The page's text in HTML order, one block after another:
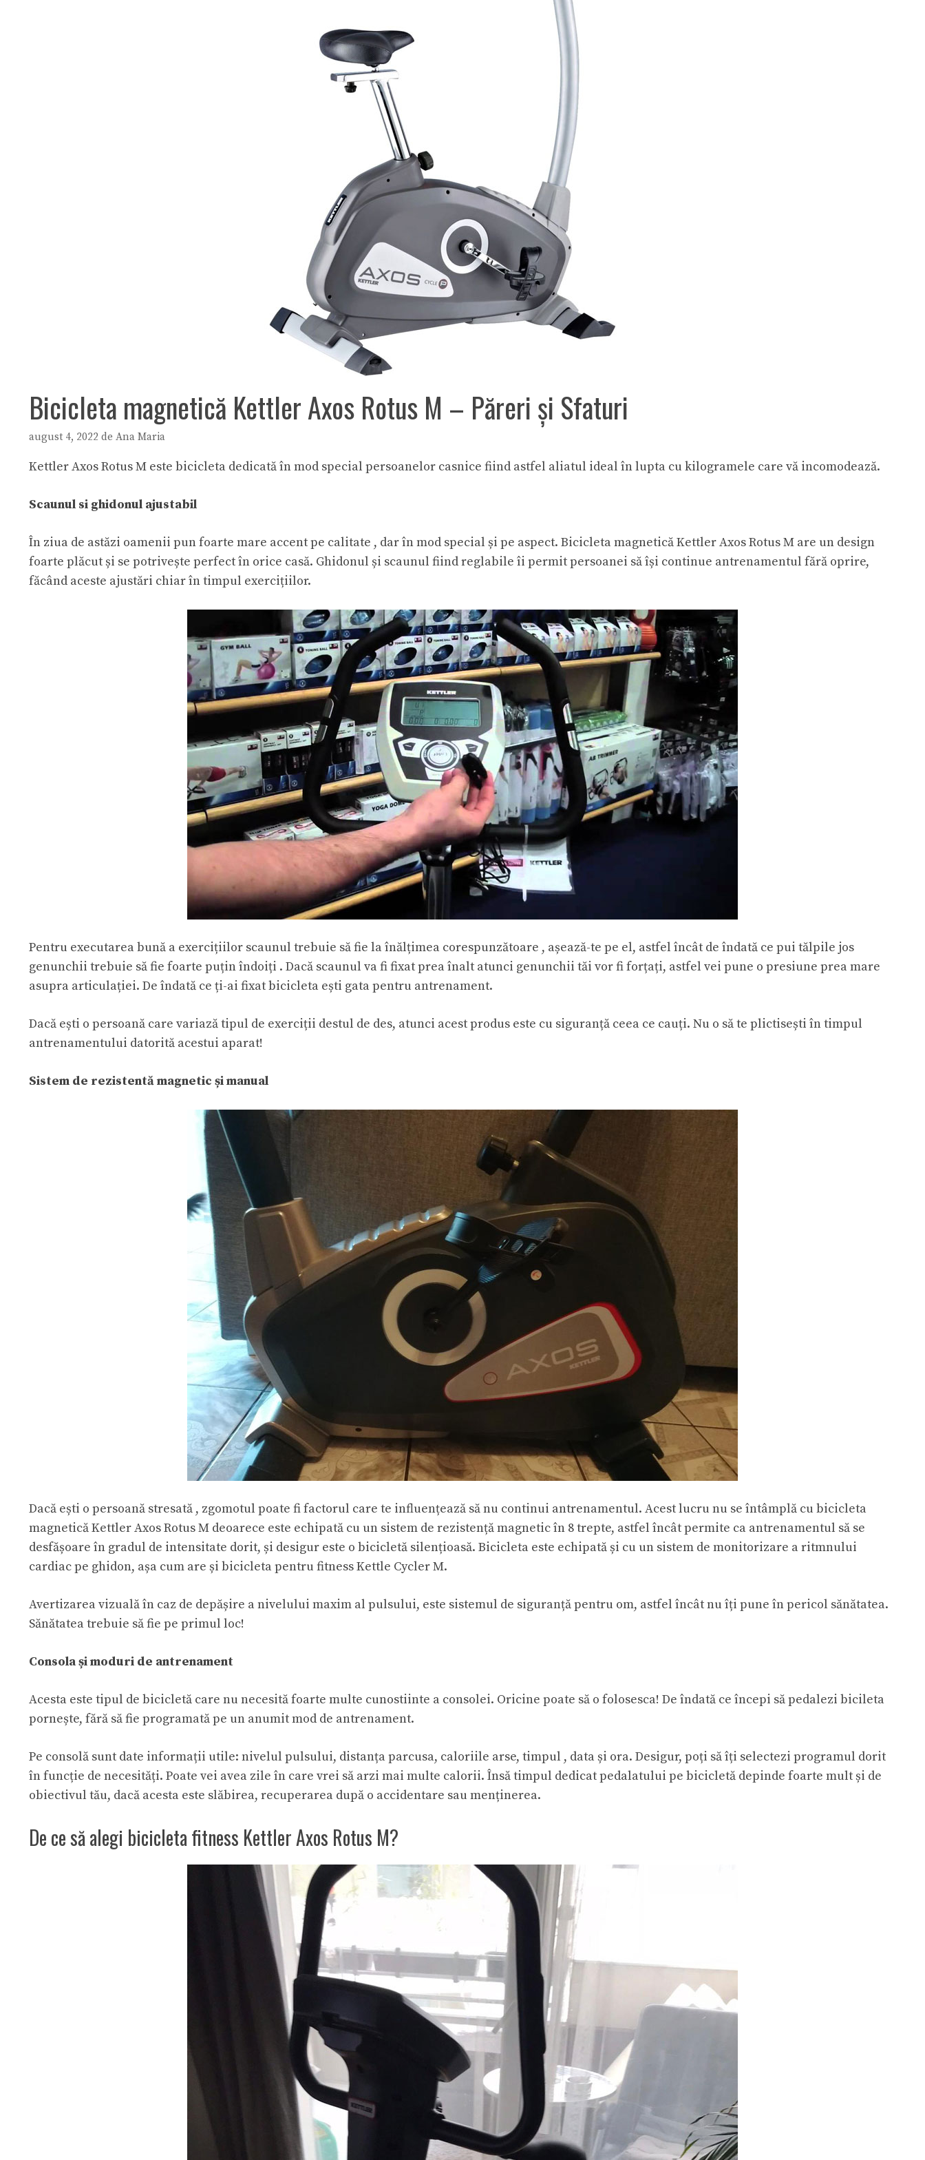
Bicicleta magnetică Kettler Axos Rotus M – Păreri și Sfaturi
august 4, 2022 de Ana Maria
Kettler Axos Rotus M este bicicleta dedicată în mod special persoanelor casnice fiind astfel aliatul ideal în lupta cu kilogramele care vă incomodează.
Scaunul si ghidonul ajustabil
În ziua de astăzi oamenii pun foarte mare accent pe calitate , dar în mod special și pe aspect. Bicicleta magnetică Kettler Axos Rotus M are un design
foarte plăcut și se potrivește perfect în orice casă. Ghidonul și scaunul fiind reglabile îi permit persoanei să își continue antrenamentul fără oprire,
făcând aceste ajustări chiar în timpul exercițiilor.
Pentru executarea bună a exercițiilor scaunul trebuie să fie la înălțimea corespunzătoare , așează-te pe el, astfel încât de îndată ce pui tălpile jos
genunchii trebuie să fie foarte puțin îndoiți . Dacă scaunul va fi fixat prea înalt atunci genunchii tăi vor fi forțați, astfel vei pune o presiune prea mare
asupra articulației. De îndată ce ți-ai fixat bicicleta ești gata pentru antrenament.
Dacă ești o persoană care variază tipul de exerciții destul de des, atunci acest produs este cu siguranță ceea ce cauți. Nu o să te plictisești în timpul
antrenamentului datorită acestui aparat!
Sistem de rezistentă magnetic și manual
Dacă ești o persoană stresată , zgomotul poate fi factorul care te influențează să nu continui antrenamentul. Acest lucru nu se întâmplă cu bicicleta
magnetică Kettler Axos Rotus M deoarece este echipată cu un sistem de rezistență magnetic în 8 trepte, astfel încât permite ca antrenamentul să se
desfășoare în gradul de intensitate dorit, și desigur este o bicicletă silențioasă. Bicicleta este echipată și cu un sistem de monitorizare a ritmnului
cardiac pe ghidon, așa cum are și bicicleta pentru fitness Kettle Cycler M.
Avertizarea vizuală în caz de depășire a nivelului maxim al pulsului, este sistemul de siguranță pentru om, astfel încât nu îți pune în pericol sănătatea.
Sănătatea trebuie să fie pe primul loc!
Consola și moduri de antrenament
Acesta este tipul de bicicletă care nu necesită foarte multe cunostiinte a consolei. Oricine poate să o folosesca! De îndată ce începi să pedalezi bicileta
pornește, fără să fie programată pe un anumit mod de antrenament.
Pe consolă sunt date informații utile: nivelul pulsului, distanța parcusa, caloriile arse, timpul , data și ora. Desigur, poți să îți selectezi programul dorit
în funcție de necesități. Poate vei avea zile în care vrei să arzi mai multe calorii. Însă timpul dedicat pedalatului pe bicicletă depinde foarte mult și de
obiectivul tău, dacă acesta este slăbirea, recuperarea după o accidentare sau menținerea.
De ce să alegi bicicleta fitness Kettler Axos Rotus M?